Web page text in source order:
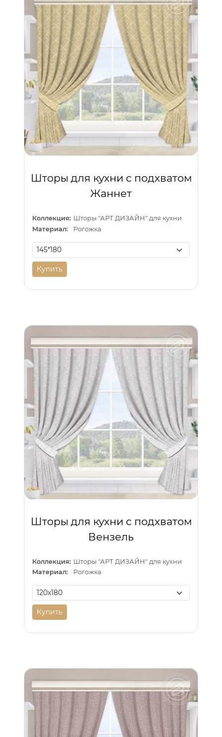
Шторы для кухни с подхватом
Жаннет
Коллекция: Шторы "АРТ ДИЗАЙН" для кухни
Материал:
Рогожка
Купить
Шторы для кухни с подхватом
Вензель
Коллекция: Шторы "АРТ ДИЗАЙН" для кухни
Материал:
Рогожка
Купить